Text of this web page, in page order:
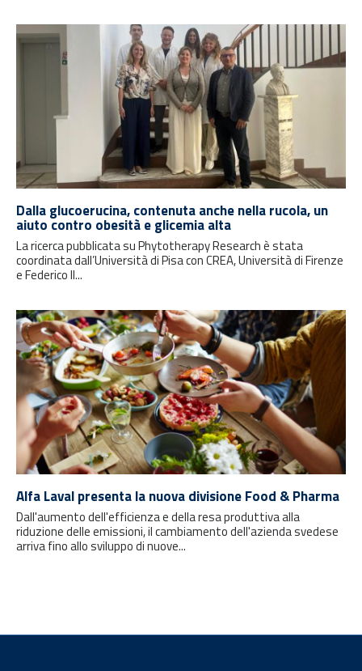
Dalla glucoerucina, contenuta anche nella rucola, un
aiuto contro obesità e glicemia alta
La ricerca pubblicata su Phytotherapy Research è stata
coordinata dall’Università di Pisa con CREA, Università di Firenze
e Federico II...
Alfa Laval presenta la nuova divisione Food & Pharma
Dall'aumento dell'efficienza e della resa produttiva alla
riduzione delle emissioni, il cambiamento dell'azienda svedese
arriva fino allo sviluppo di nuove...